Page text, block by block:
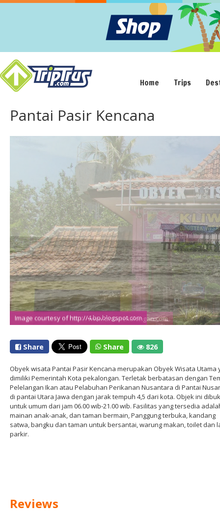
Home Trips
Pantai Pasir Kencana
Image courtesy of http://4.bp.blogspot.com
Image courtesy of http://www.cintapekalongan.com
Share Share 826
Obyek wisata Pantai Pasir Kencana merupakan Obyek Wisata Utama
dimiliki Pemerintah Kota pekalongan. Terletak berbatasan dengan
Pelelangan Ikan atau Pelabuhan Perikanan Nusantara di Pantai
di pantai Utara Jawa dengan jarak tempuh 4,5 dari kota. Objek ini
untuk umum dari jam 06.00 wib-21.00 wib. Fasilitas yang tersedia
mainan anak-anak, dan taman bermain, Panggung terbuka, kandang
satwa, bangku dan taman untuk bersantai, warung makan, toilet dan
parkir.
Reviews